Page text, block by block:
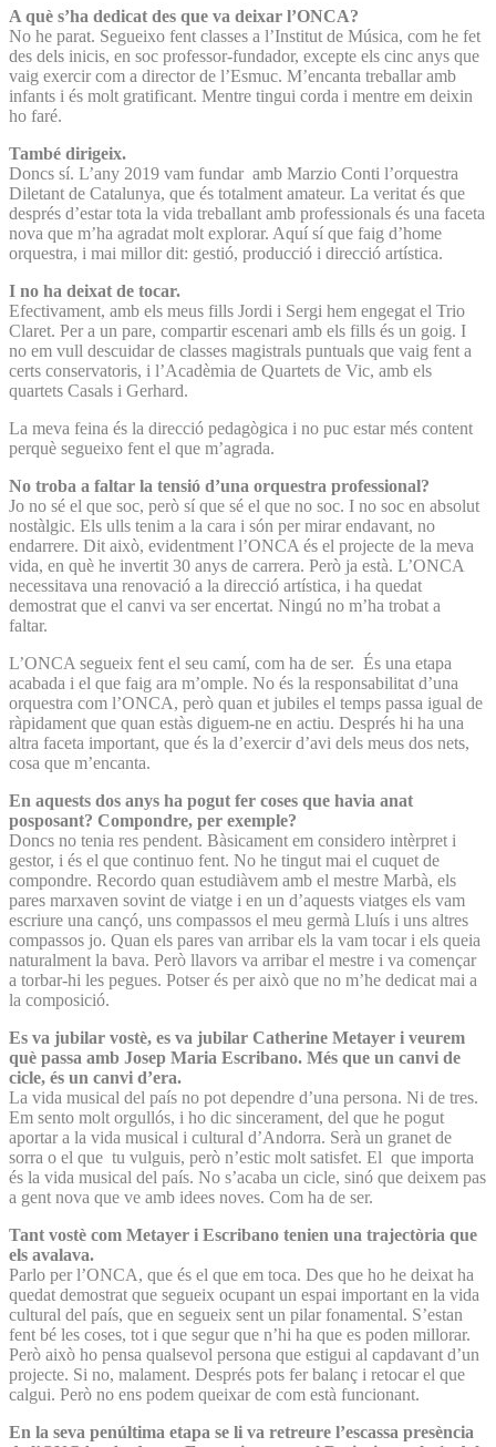
A què s’ha dedicat des que va deixar l’ONCA?
No he parat. Segueixo fent classes a l’Institut de Música, com he fet
des dels inicis, en soc professor-fundador, excepte els cinc anys que
vaig exercir com a director de l’Esmuc. M’encanta treballar amb
infants i és molt gratificant. Mentre tingui corda i mentre em deixin
ho faré.
També dirigeix.
Doncs sí. L’any 2019 vam fundar amb Marzio Conti l’orquestra
Diletant de Catalunya, que és totalment amateur. La veritat és que
després d’estar tota la vida treballant amb professionals és una faceta
nova que m’ha agradat molt explorar. Aquí sí que faig d’home
orquestra, i mai millor dit: gestió, producció i direcció artística.
I no ha deixat de tocar.
Efectivament, amb els meus fills Jordi i Sergi hem engegat el Trio
Claret. Per a un pare, compartir escenari amb els fills és un goig. I
no em vull descuidar de classes magistrals puntuals que vaig fent a
certs conservatoris, i l’Acadèmia de Quartets de Vic, amb els
quartets Casals i Gerhard.
La meva feina és la direcció pedagògica i no puc estar més content
perquè segueixo fent el que m’agrada.
No troba a faltar la tensió d’una orquestra professional?
Jo no sé el que soc, però sí que sé el que no soc. I no soc en absolut
nostàlgic. Els ulls tenim a la cara i són per mirar endavant, no
endarrere. Dit això, evidentment l’ONCA és el projecte de la meva
vida, en què he invertit 30 anys de carrera. Però ja està. L’ONCA
necessitava una renovació a la direcció artística, i ha quedat
demostrat que el canvi va ser encertat. Ningú no m’ha trobat a
faltar.
L’ONCA segueix fent el seu camí, com ha de ser. És una etapa
acabada i el que faig ara m’omple. No és la responsabilitat d’una
orquestra com l’ONCA, però quan et jubiles el temps passa igual de
ràpidament que quan estàs diguem-ne en actiu. Després hi ha una
altra faceta important, que és la d’exercir d’avi dels meus dos nets,
cosa que m’encanta.
En aquests dos anys ha pogut fer coses que havia anat
posposant? Compondre, per exemple?
Doncs no tenia res pendent. Bàsicament em considero intèrpret i
gestor, i és el que continuo fent. No he tingut mai el cuquet de
compondre. Recordo quan estudiàvem amb el mestre Marbà, els
pares marxaven sovint de viatge i en un d’aquests viatges els vam
escriure una cançó, uns compassos el meu germà Lluís i uns altres
compassos jo. Quan els pares van arribar els la vam tocar i els queia
naturalment la bava. Però llavors va arribar el mestre i va començar
a torbar-hi les pegues. Potser és per això que no m’he dedicat mai a
la composició.
Es va jubilar vostè, es va jubilar Catherine Metayer i veurem
què passa amb Josep Maria Escribano. Més que un canvi de
cicle, és un canvi d’era.
La vida musical del país no pot dependre d’una persona. Ni de tres.
Em sento molt orgullós, i ho dic sincerament, del que he pogut
aportar a la vida musical i cultural d’Andorra. Serà un granet de
sorra o el que tu vulguis, però n’estic molt satisfet. El que importa
és la vida musical del país. No s’acaba un cicle, sinó que deixem pas
a gent nova que ve amb idees noves. Com ha de ser.
Tant vostè com Metayer i Escribano tenien una trajectòria que
els avalava.
Parlo per l’ONCA, que és el que em toca. Des que ho he deixat ha
quedat demostrat que segueix ocupant un espai important en la vida
cultural del país, que en segueix sent un pilar fonamental. S’estan
fent bé les coses, tot i que segur que n’hi ha que es poden millorar.
Però això ho pensa qualsevol persona que estigui al capdavant d’un
projecte. Si no, malament. Després pots fer balanç i retocar el que
calgui. Però no ens podem queixar de com està funcionant.
En la seva penúltima etapa se li va retreure l’escassa presència